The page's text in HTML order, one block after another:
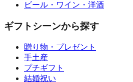
ビール・ワイン・洋酒
ギフトシーンから探す
贈り物・プレゼント
手土産
プチギフト
結婚祝い